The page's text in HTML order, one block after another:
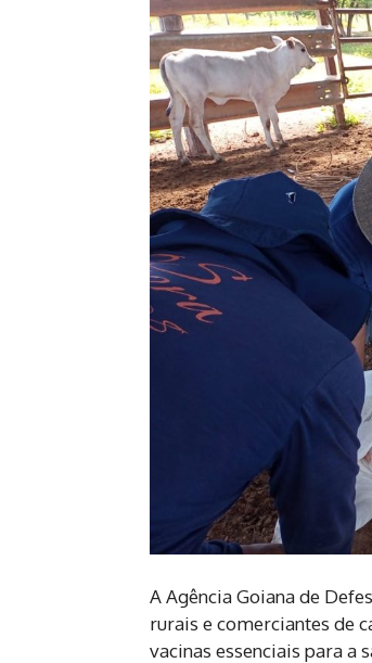
A Agência Goiana de
rurais e comerciantes de
vacinas essenciais para a